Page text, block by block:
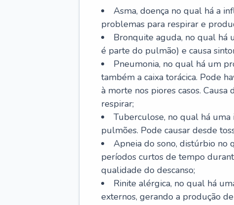
Asma, doença no qual há a
problemas para respirar e
Bronquite aguda, no qual há
é parte do pulmão) e causa
Pneumonia, no qual há um
também a caixa torácica. Pode
à morte nos piores casos.
respirar;
Tuberculose, no qual há uma
pulmões. Pode causar desde
Apneia do sono, distúrbio no
períodos curtos de tempo
qualidade do descanso;
Rinite alérgica, no qual há
externos, gerando a produção